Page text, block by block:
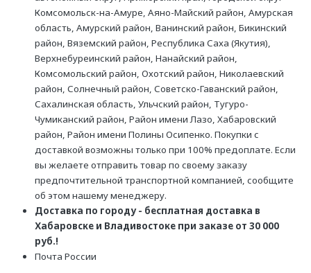
Комсомольск-на-Амуре, Аяно-Майский район, Амурская
область, Амурский район, Ванинский район, Бикинский
район, Вяземский район, Республика Саха (Якутия),
Верхнебуреинский район, Нанайский район,
Комсомольский район, Охотский район, Николаевский
район, Солнечный район, Советско-Гаванский район,
Сахалинская область, Ульчский район, Тугуро-
Чумиканский район, Район имени Лазо, Хабаровский
район, Район имени Полины Осипенко. Покупки с
доставкой возможны только при 100% предоплате. Если
вы желаете отправить товар по своему заказу
предпочтительной транспортной компанией, сообщите
об этом нашему менеджеру.
Доставка по городу - бесплатная доставка в
Хабаровске и Владивостоке при заказе от 30 000
руб.!
Почта России